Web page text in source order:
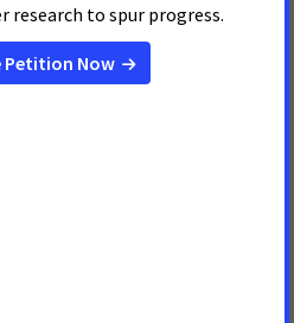
14, 2022 – Cancer patients
the American Cancer Society's
Smokeout® on Thursday,